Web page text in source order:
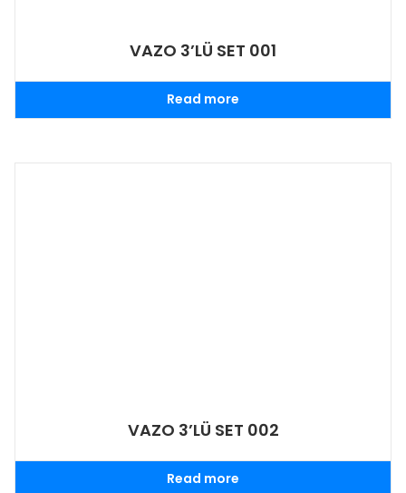
VAZO 3’LÜ SET 001
Read more
VAZO 3’LÜ SET 002
Read more